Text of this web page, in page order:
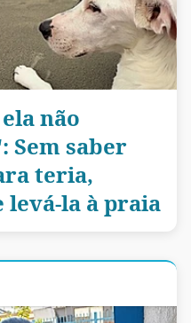
não
Sem saber
teria,
la à praia